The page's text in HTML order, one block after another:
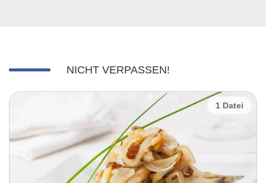
NICHT VERPASSEN!
1 Datei